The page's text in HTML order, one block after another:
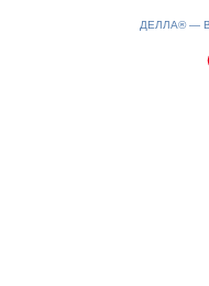
ДЕЛЛА® —